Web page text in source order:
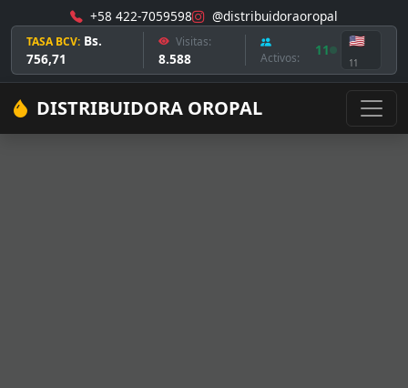
+58 422-7059598 @distribuidoraoropal
TASA BCV: Bs.
756,71
Visitas:
8.588 Activos: 11
🇺🇸
11
DISTRIBUIDORA OROPAL